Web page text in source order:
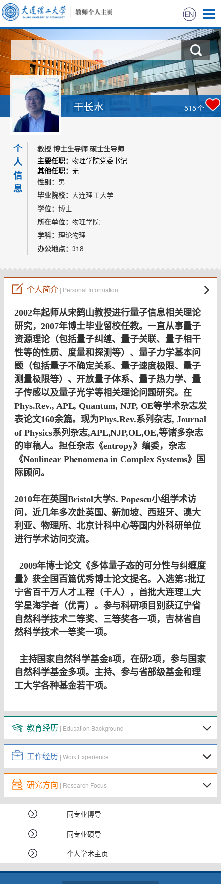
首页
科学研究
教学研究
获奖信息
招生信息
学生信息
我的相册
教师博客
于长水 515个
个
人
信
息
教授 博士生导师 硕士生导师
主要任职： 物理学院党委书记
其他任职： 无
性别： 男
毕业院校： 大连理工大学
学位： 博士
所在单位： 物理学院
学科： 理论物理
办公地点： 318
个人简介| Personal Information
2002年起师从宋鹤山教授进行量子信息相关理论
研究，2007年博士毕业留校任教。一直从事量子
资源理论（包括量子纠缠、量子关联、量子相干
性等的性质、度量和探测等）、量子力学基本问
题（包括量子不确定关系、量子速度极限、量子
测量极限等）、开放量子体系、量子热力学、量
子传感以及量子光学等相关理论问题研究。在
Phys.Rev., APL, Quantum, NJP, OE等学术杂志发
表论文160余篇。现为Phys.Rev.系列杂志, Journal
of Physics系列杂志,APL,NJP,OL,OE,等诸多杂志
的审稿人。担任杂志《entropy》编委，杂志
《Nonlinear Phenomena in Complex Systems》国
际顾问。
2010年在英国Bristol大学S. Popescu小组学术访
问，近几年多次赴英国、新加坡、西班牙、澳大
利亚、物理所、北京计科中心等国内外科研单位
进行学术访问交流。
2009年博士论文《多体量子态的可分性与纠缠度
量》获全国百篇优秀博士论文提名。入选第5批辽
宁省百千万人才工程（千人），首批大连理工大
学星海学者（优青）。参与科研项目别获辽宁省
自然科学技术二等奖、三等奖各一项，吉林省自
然科学技术一等奖一项。
主持国家自然科学基金8项，在研2项，参与国家
自然科学基金多项。主持、参与省部级基金和理
工大学各种基金若干项。
教育经历 | Education Background
工作经历 | Work Experience
研究方向 | Research Focus
同专业博导
同专业硕导
个人学术主页